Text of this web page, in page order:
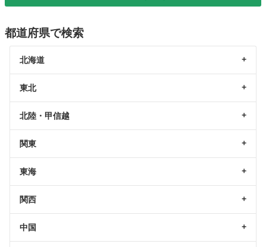
都道府県で検索
北海道
東北
北陸・甲信越
関東
東海
関西
中国